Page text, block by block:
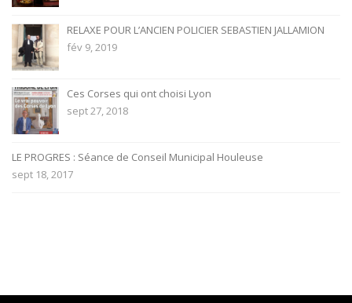
RELAXE POUR L’ANCIEN POLICIER SEBASTIEN JALLAMION
fév 9, 2019
Ces Corses qui ont choisi Lyon
sept 27, 2018
LE PROGRES : Séance de Conseil Municipal Houleuse
sept 18, 2017